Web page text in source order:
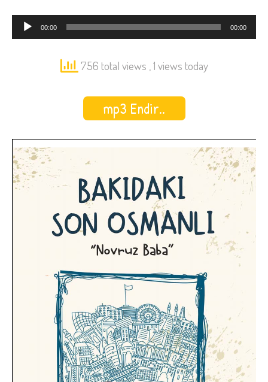
Audio
Oynadıcı
00:00 00:00
756 total views , 1 views today
mp3 Endir..